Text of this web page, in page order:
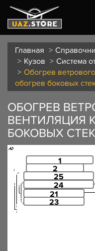
Главная
Кузов
Система
Обогрев
обогрев боковых
ОБОГРЕВ
ВЕНТИЛЯЦИЯ
БОКОВЫХ
1
2
21
23
24
25